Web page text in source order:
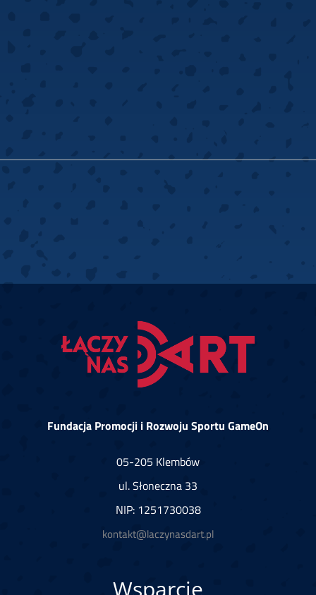
Fundacja Promocji i Rozwoju Sportu GameOn
05-205 Klembów
ul. Słoneczna 33
NIP: 1251730038
kontakt@laczynasdart.pl